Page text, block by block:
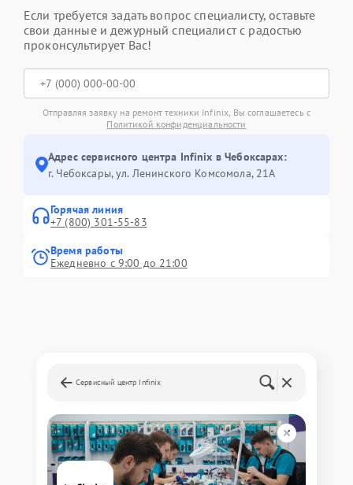
Если требуется задать вопрос специалисту, оставьте
свои данные и дежурный специалист с радостью
проконсультирует Вас!
Отправляя заявку на ремонт техники Infinix, Вы соглашаетесь с
Политикой конфиденциальности
Адрес сервисного центра Infinix в Чебоксарах:
г. Чебоксары, ул. Ленинского Комсомола, 21А
Горячая линия
+7 (800) 301-55-83
Время работы
Ежедневно с 9:00 до 21:00
Сервисный центр Infinix